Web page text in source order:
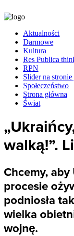
Aktualności
Darmowe
Kultura
Res Publica
RPN
Slider na stronie
Społeczeństwo
Strona główna
Świat
walką!”.
Chcemy,
procesie
podniosła
wielka
wojnę.